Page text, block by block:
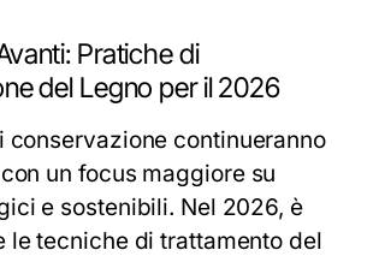
Pratiche di
del Legno per il 2026
conservazione continueranno
un focus maggiore su
e sostenibili. Nel 2026, è
le tecniche di trattamento del